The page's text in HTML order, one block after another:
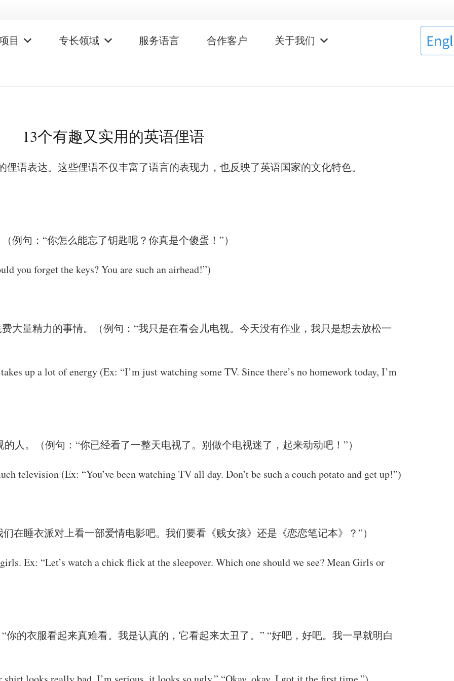
目 专长领域 服务语言 合作客户 关于我们
13个有趣又实用的英语俚语
语表达。这些俚语不仅丰富了语言的表现力，也反映了英语国家的文化特色。
例句：“你怎么能忘了钥匙呢？你真是个傻蛋！”）
you forget the keys? You are such an airhead!”)
大量精力的事情。（例句：“我只是在看会儿电视。今天没有作业，我只是想去放松一
up a lot of energy (Ex: “I’m just watching some TV. Since there’s no homework today, I’m
人。（例句：“你已经看了一整天电视了。别做个电视迷了，起来动动吧！”）
television (Ex: “You’ve been watching TV all day. Don’t be such a couch potato and get up!”)
在睡衣派对上看一部爱情电影吧。我们要看《贱女孩》还是《恋恋笔记本》？”）
Ex: “Let’s watch a chick flick at the sleepover. Which one should we see? Mean Girls or
你的衣服看起来真难看。我是认真的，它看起来太丑了。” “好吧，好吧。我一早就明白